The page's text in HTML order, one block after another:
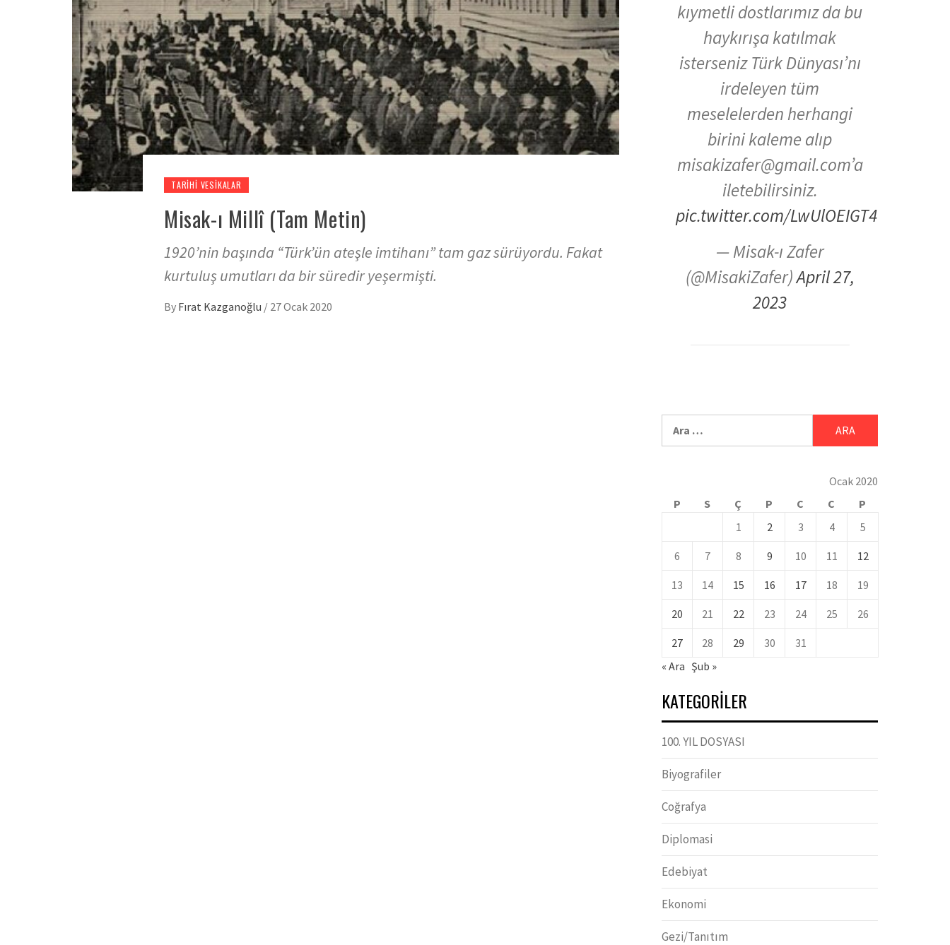
TARIHI VESIKALAR
Misak-ı Millî (Tam Metin)
1920’nin başında “Türk’ün ateşle imtihanı” tam gaz sürüyordu. Fakat
kurtuluş umutları da bir süredir yeşermişti.
By Fırat Kazganoğlu / 27 Ocak 2020
kıymetli dostlarımız da bu
haykırışa katılmak
isterseniz Türk Dünyası’nı
irdeleyen tüm
meselelerden herhangi
birini kaleme alıp
misakizafer@gmail.com’a
iletebilirsiniz.
pic.twitter.com/LwUlOEIGT4
— Misak-ı Zafer
(@MisakiZafer)April 27,
2023
Ocak 2020
P
S Ç P C C
P
1
2 3 4 5
6 7 8 9 10 11 12
13 14 15 16 17 18 19
20 21 22 23 24 25 26
27 28 29 30
31
« Ara Şub »
KATEGORILER
100. YIL DOSYASI
Biyografiler
Coğrafya
Diplomasi
Edebiyat
Ekonomi
Gezi/Tanıtım